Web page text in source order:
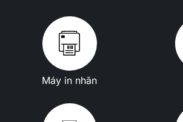
Máy in nhãn